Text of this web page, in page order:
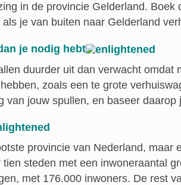
in de provincie Gelderland.
je van buiten naar Gelderland
je nodig hebt
duurder uit dan verwacht omdat
zoals een te grote
van jouw spullen, en baseer daarop
provincie van Nederland, maar
steden met een inwoneraantal
met 176.000 inwoners. De rest